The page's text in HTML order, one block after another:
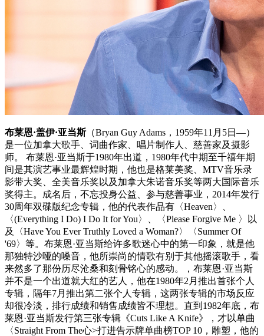
布莱恩·盖伊·亚当斯（Bryan Guy Adams，1959年11月5日—）
是一位加拿大歌手、词曲作家、唱片制作人、慈善家及摄影
师。 布莱恩·亚当斯于1980年出道，1980年代中期至千禧年期
间是其演艺事业最辉煌时期，他也是格莱美奖、MTV音乐录
影带大奖、全美音乐奖以及加拿大朱诺音乐奖等两大国际音乐
奖得主。成名后，不忘投身公益、参与慈善事业，2014年发行
30周年双碟版纪念专辑，他的代表作品有〈Heaven〉、
〈(Everything I Do) I Do It for You〉、〈Please Forgive Me 〉以
及〈Have You Ever Truthly Loved a Woman?〉〈Summer Of
'69〉等。布莱恩·亚当斯给许多歌迷心中的第一印象，就是他
那独特沙哑的嗓音，他所崇尚的情歌有别于其他摇滚歌手，看
来然多了那份历尽沧桑和刻骨铭心的感动。，布莱恩·亚当斯
并不是一个出道就大红的艺人，他在1980年2月推出首张个人
专辑，隔年7月推出第二张个人专辑，这两张专辑的市场反应
却很冷淡，排行成绩和销售成绩皆不理想。直到1982年底，布
莱恩·亚当斯发行第三张专辑《Cuts Like A Knife》，才以单曲
〈Straight From The心>打进告示牌单曲榜TOP 10，雕塑，他的